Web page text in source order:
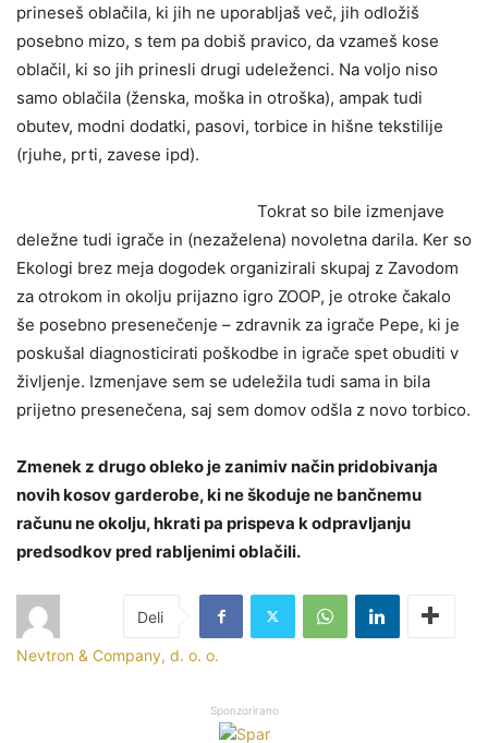
prineseš oblačila, ki jih ne uporabljaš več, jih odložiš
posebno mizo, s tem pa dobiš pravico, da vzameš kose
oblačil, ki so jih prinesli drugi udeleženci. Na voljo niso
samo oblačila (ženska, moška in otroška), ampak tudi
obutev, modni dodatki, pasovi, torbice in hišne tekstilije
(rjuhe, prti, zavese ipd).
Tokrat so bile izmenjave
deležne tudi igrače in (nezaželena) novoletna darila. Ker so
Ekologi brez meja dogodek organizirali skupaj z Zavodom
za otrokom in okolju prijazno igro ZOOP, je otroke čakalo
še posebno presenečenje – zdravnik za igrače Pepe, ki je
poskušal diagnosticirati poškodbe in igrače spet obuditi v
življenje. Izmenjave sem se udeležila tudi sama in bila
prijetno presenečena, saj sem domov odšla z novo torbico.
Zmenek z drugo obleko je zanimiv način pridobivanja
novih kosov garderobe, ki ne škoduje ne bančnemu
računu ne okolju, hkrati pa prispeva k odpravljanju
predsodkov pred rabljenimi oblačili.
Nevtron & Company, d. o. o.
Sponzorirano